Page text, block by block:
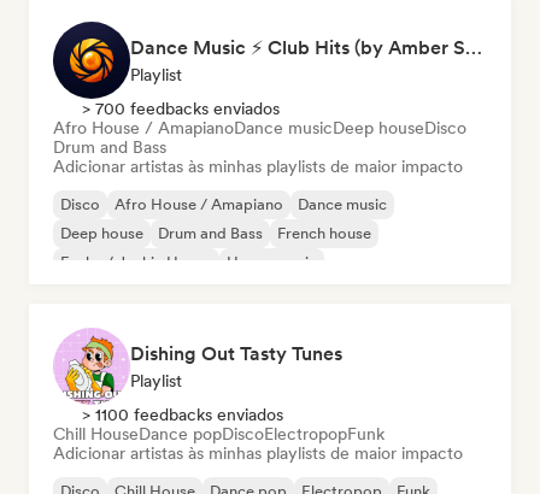
Dance Music ⚡ Club Hits (by Amber Sounds)
Playlist
> 700 feedbacks enviados
Afro House / AmapianoDance musicDeep houseDisco
Drum and Bass
Adicionar artistas às minhas playlists de maior impacto
Disco Afro House / Amapiano
Dance music
Deep house
Drum and Bass
French house
Funky / Jackin House
House music
Dishing Out Tasty Tunes
Playlist
> 1100 feedbacks enviados
Chill HouseDance popDiscoElectropopFunk
Adicionar artistas às minhas playlists de maior impacto